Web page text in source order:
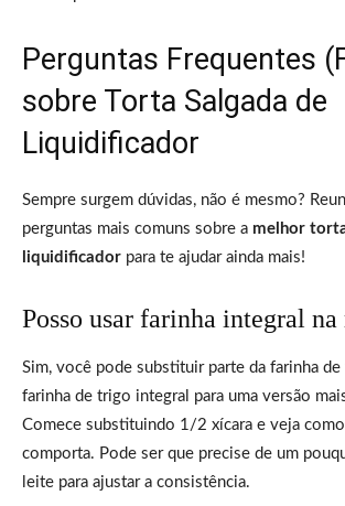
Perguntas Frequentes
sobre Torta Salgada de
Liquidificador
Sempre surgem dúvidas, não é mesmo?
perguntas mais comuns sobre a melhor
liquidificador para te ajudar ainda mais!
Posso usar farinha integral na
Sim, você pode substituir parte da farinha
farinha de trigo integral para uma versão
Comece substituindo 1/2 xícara e veja
comporta. Pode ser que precise de um
leite para ajustar a consistência.